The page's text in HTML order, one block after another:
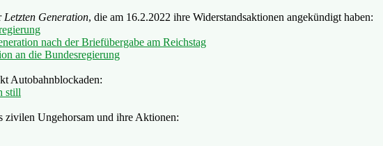
Letzten Generation, die am 16.2.2022 ihre Widerstandsaktionen angekündigt haben:
nach der Briefübergabe am Reichstag
an die Bundesregierung
Autobahnblockaden:
still
zivilen Ungehorsam und ihre Aktionen: